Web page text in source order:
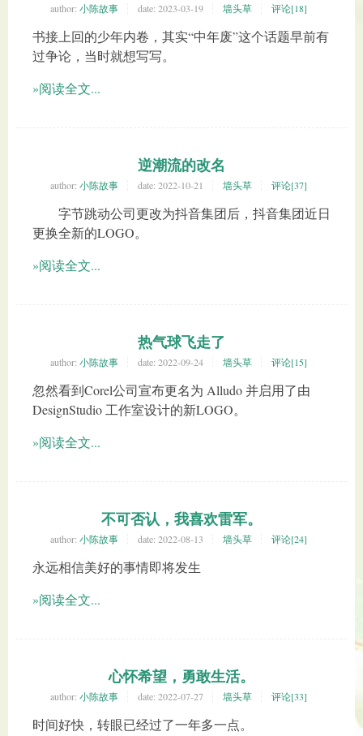
author: 小陈故事 date: 2023-03-19 墙头草 评论[18]
书接上回的少年内卷，其实“中年废”这个话题早前有
过争论，当时就想写写。
»阅读全文...
逆潮流的改名
author: 小陈故事 date: 2022-10-21 墙头草 评论[37]
字节跳动公司更改为抖音集团后，抖音集团近日
更换全新的LOGO。
»阅读全文...
热气球飞走了
author: 小陈故事 date: 2022-09-24 墙头草 评论[15]
忽然看到Corel公司宣布更名为 Alludo 并启用了由
DesignStudio 工作室设计的新LOGO。
»阅读全文...
不可否认，我喜欢雷军。
author: 小陈故事 date: 2022-08-13 墙头草 评论[24]
永远相信美好的事情即将发生
»阅读全文...
心怀希望，勇敢生活。
author: 小陈故事 date: 2022-07-27 墙头草 评论[33]
时间好快，转眼已经过了一年多一点。